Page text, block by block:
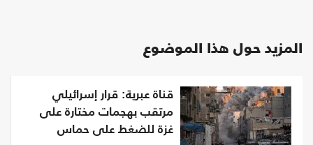
المزيد حول هذا الموضوع
قناة عبرية: قرار إسرائيلي
مرتقب بهجمات مختارة على
غزة للضغط على حماس